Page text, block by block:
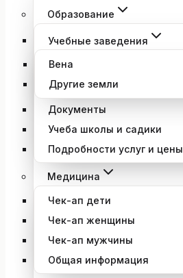
Образование
Учебные заведения
Вена
Другие земли
Документы
Учеба школы и садики
Подробности услуг и цены
Медицина
Чек-ап дети
Чек-ап женщины
Чек-ап мужчины
Общая информация